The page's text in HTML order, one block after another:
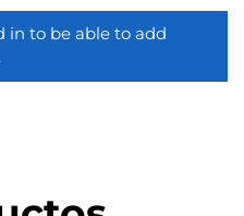
in to be able to add